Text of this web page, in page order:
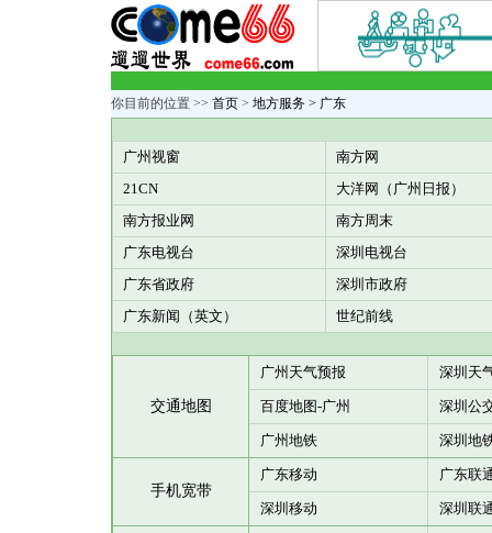
你目前的位置 >> 首页 > 地方服务 > 广东
广州视窗
南方网
21CN
大洋网（广州日报 ）
南方报业网
南方周末
广东电视台
深圳电视台
广东省政府
深圳市政府
广东新闻（英文）
世纪前线
交通地图
广州天气预报 深圳天
百度地图-广州 深圳公
广州地铁 深圳地
手机宽带
广东移动 广东联
深圳移动 深圳联